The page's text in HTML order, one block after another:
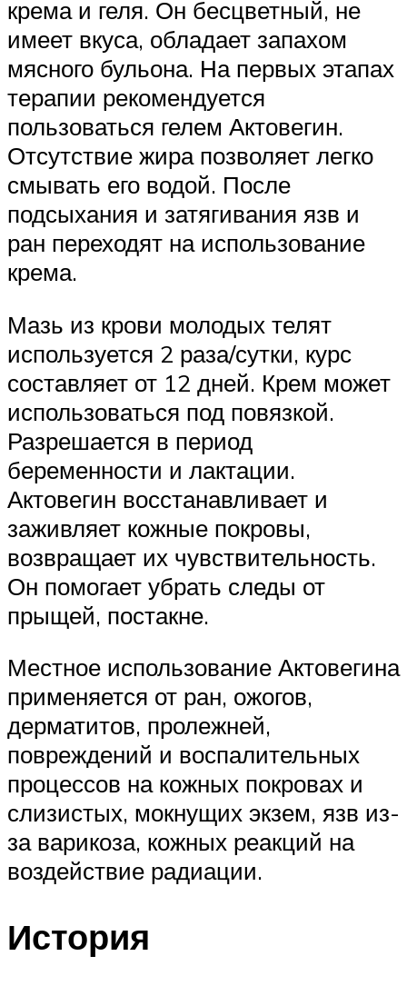
крема и геля. Он бесцветный, не
имеет вкуса, обладает запахом
мясного бульона. На первых этапах
терапии рекомендуется
пользоваться гелем Актовегин.
Отсутствие жира позволяет легко
смывать его водой. После
подсыхания и затягивания язв и
ран переходят на использование
крема.
Мазь из крови молодых телят
используется 2 раза/сутки, курс
составляет от 12 дней. Крем может
использоваться под повязкой.
Разрешается в период
беременности и лактации.
Актовегин восстанавливает и
заживляет кожные покровы,
возвращает их чувствительность.
Он помогает убрать следы от
прыщей, постакне.
Местное использование Актовегина
применяется от ран, ожогов,
дерматитов, пролежней,
повреждений и воспалительных
процессов на кожных покровах и
слизистых, мокнущих экзем, язв из-
за варикоза, кожных реакций на
воздействие радиации.
История